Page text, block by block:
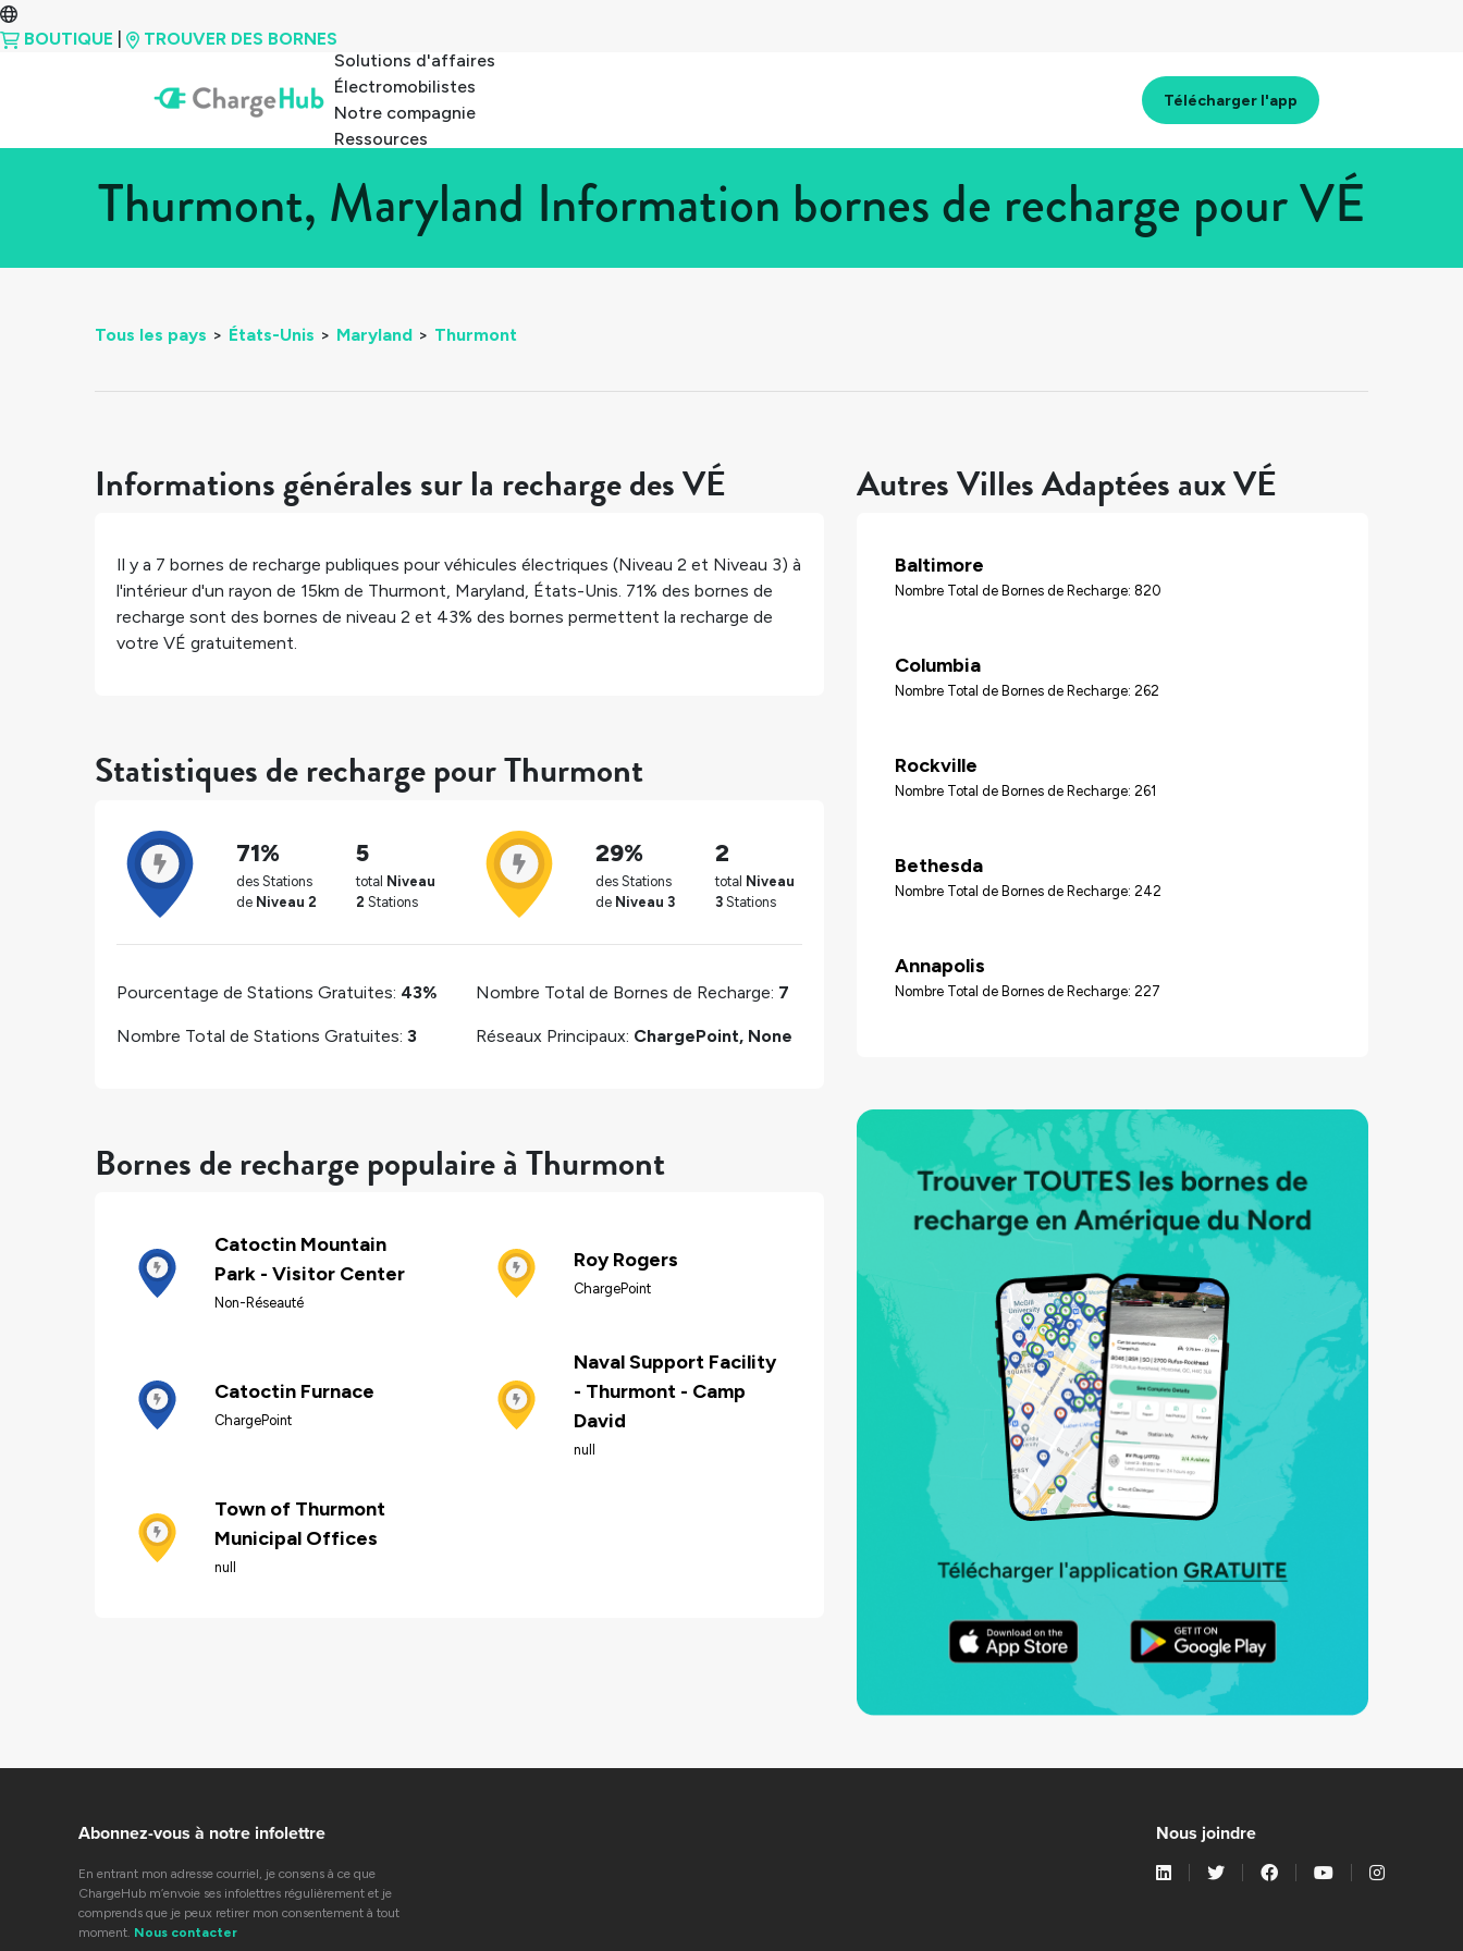
BOUTIQUE
TROUVER DES BORNES
Solutions d'affaires
Électromobilistes
Notre compagnie
Ressources
Télécharger l'app
Thurmont, Maryland Information bornes de recharge pour VÉ
Tous les pays > États-Unis > Maryland > Thurmont
Informations générales sur la recharge des VÉ
Il y a 7 bornes de recharge publiques pour véhicules électriques (Niveau 2 et Niveau 3) à
l'intérieur d'un rayon de 15km de Thurmont, Maryland, États-Unis. 71% des bornes de
recharge sont des bornes de niveau 2 et 43% des bornes permettent la recharge de
votre VÉ gratuitement.
Statistiques de recharge pour Thurmont
71%
des Stations
de Niveau 2
5
total Niveau
2 Stations
29%
des Stations
de Niveau 3
2
total Niveau
3 Stations
Pourcentage de Stations Gratuites: 43%
Nombre Total de Stations Gratuites: 3
Nombre Total de Bornes de Recharge: 7
Réseaux Principaux: ChargePoint, None
Bornes de recharge populaire à Thurmont
Catoctin Mountain
Park - Visitor Center
Non-Réseauté
Roy Rogers
ChargePoint
Catoctin Furnace
ChargePoint
Naval Support Facility
- Thurmont - Camp
David
null
Town of Thurmont
Municipal Offices
null
Autres Villes Adaptées aux VÉ
Baltimore
Nombre Total de Bornes de Recharge: 820
Columbia
Nombre Total de Bornes de Recharge: 262
Rockville
Nombre Total de Bornes de Recharge: 261
Bethesda
Nombre Total de Bornes de Recharge: 242
Annapolis
Nombre Total de Bornes de Recharge: 227
Abonnez-vous à notre infolettre
En entrant mon adresse courriel, je consens à ce que
ChargeHub m’envoie ses infolettres régulièrement et je
comprends que je peux retirer mon consentement à tout
moment. Nous contacter
Nous joindre